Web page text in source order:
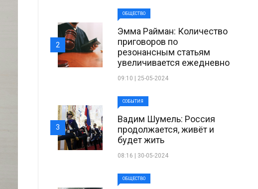
ОБЩЕСТВО
Эмма Райман: Количество
приговоров по
резонансным статьям
увеличивается ежедневно
09:10 | 25-05-2024
2
СОБЫТИЯ
Вадим Шумель: Россия
продолжается, живёт и
будет жить
08:16 | 30-05-2024
3
ОБЩЕСТВО